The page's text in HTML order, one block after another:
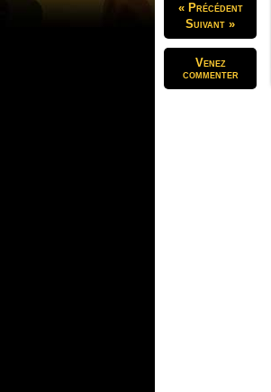
« Précédent
Suivant »
Venez
commenter